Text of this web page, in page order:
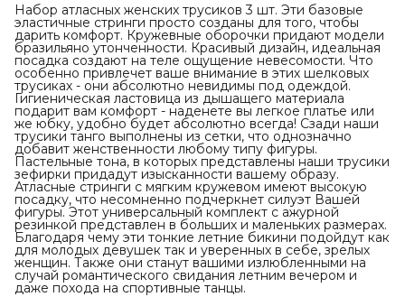
Набор атласных женских трусиков 3 шт. Эти базовые
эластичные стринги просто созданы для того, чтобы
дарить комфорт. Кружевные оборочки придают модели
бразильяно утонченности. Красивый дизайн, идеальная
посадка создают на теле ощущение невесомости. Что
особенно привлечет ваше внимание в этих шелковых
трусиках - они абсолютно невидимы под одеждой.
Гигиеническая ластовица из дышащего материала
подарит вам комфорт - наденете вы легкое платье или
же юбку, удобно будет абсолютно всегда! Сзади наши
трусики танго выполнены из сетки, что однозначно
добавит женственности любому типу фигуры.
Пастельные тона, в которых представлены наши трусики
зефирки придадут изысканности вашему образу.
Атласные стринги с мягким кружевом имеют высокую
посадку, что несомненно подчеркнет силуэт Вашей
фигуры. Этот универсальный комплект с ажурной
резинкой представлен в больших и маленьких размерах.
Благодаря чему эти тонкие летние бикини подойдут как
для молодых девушек так и уверенных в себе, зрелых
женщин. Также они станут вашими излюбленными на
случай романтического свидания летним вечером и
даже похода на спортивные танцы.